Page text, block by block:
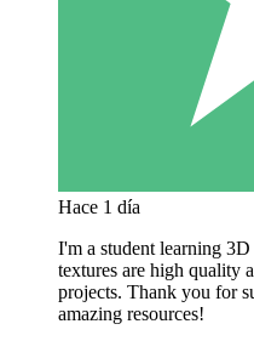
Hace 1 día
I'm a student learning
textures are high quality
projects. Thank you for
amazing resources!